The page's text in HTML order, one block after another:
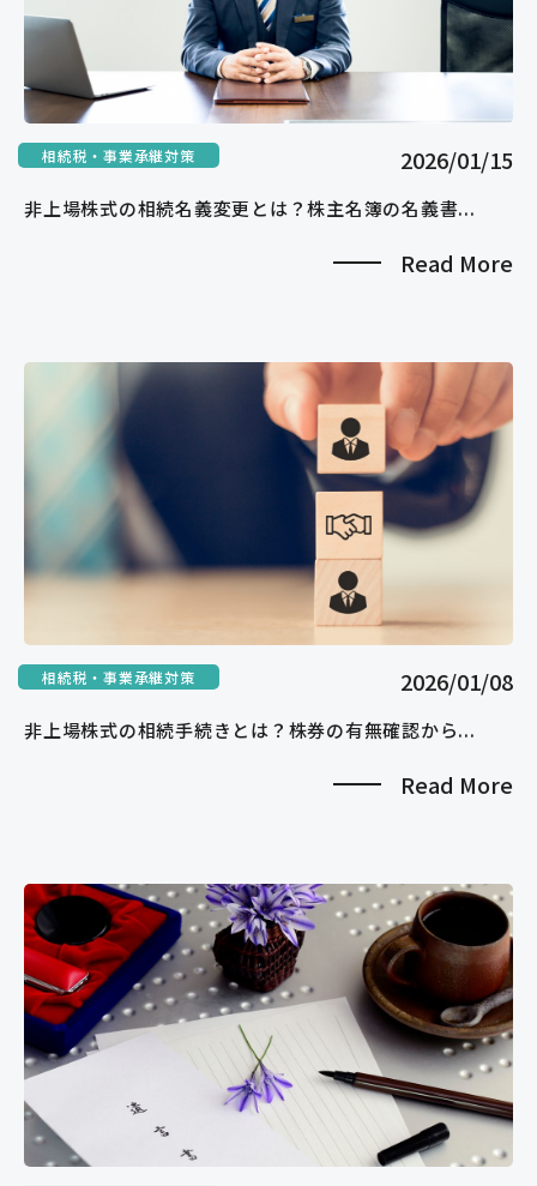
相続税・事業承継対策 2026/01/15
非上場株式の相続名義変更とは？株主名簿の名義書...
Read More
相続税・事業承継対策 2026/01/08
非上場株式の相続手続きとは？株券の有無確認から...
Read More